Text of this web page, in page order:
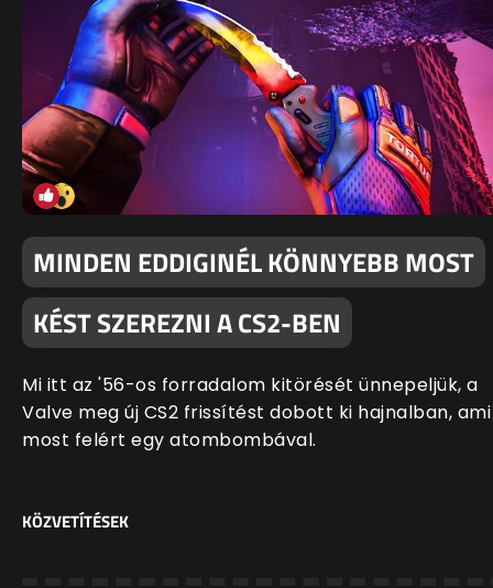
MINDEN EDDIGINÉL KÖNNYEBB MOST
KÉST SZEREZNI A CS2-BEN
Mi itt az '56-os forradalom kitörését ünnepeljük, a
Valve meg új CS2 frissítést dobott ki hajnalban, ami
most felért egy atombombával.
KÖZVETÍTÉSEK